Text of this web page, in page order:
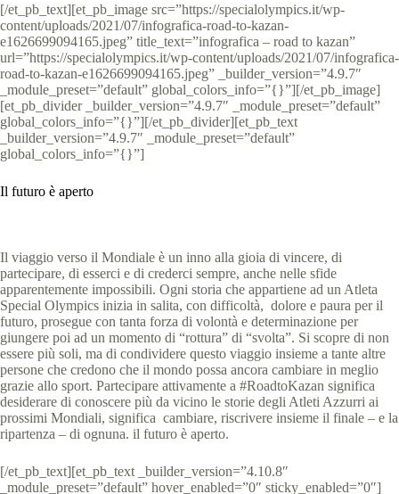
[/et_pb_text][et_pb_image src=”https://specialolympics.it/wp-
content/uploads/2021/07/infografica-road-to-kazan-
e1626699094165.jpeg” title_text=”infografica – road to kazan”
url=”https://specialolympics.it/wp-content/uploads/2021/07/infografica-
road-to-kazan-e1626699094165.jpeg” _builder_version=”4.9.7″
_module_preset=”default” global_colors_info=”{}”][/et_pb_image]
[et_pb_divider _builder_version=”4.9.7″ _module_preset=”default”
global_colors_info=”{}”][/et_pb_divider][et_pb_text
_builder_version=”4.9.7″ _module_preset=”default”
global_colors_info=”{}”]
Il futuro è aperto
Il viaggio verso il Mondiale è un inno alla gioia di vincere, di
partecipare, di esserci e di crederci sempre, anche nelle sfide
apparentemente impossibili. Ogni storia che appartiene ad un Atleta
Special Olympics inizia in salita, con difficoltà, dolore e paura per il
futuro, prosegue con tanta forza di volontà e determinazione per
giungere poi ad un momento di “rottura” di “svolta”. Si scopre di non
essere più soli, ma di condividere questo viaggio insieme a tante altre
persone che credono che il mondo possa ancora cambiare in meglio
grazie allo sport. Partecipare attivamente a #RoadtoKazan significa
desiderare di conoscere più da vicino le storie degli Atleti Azzurri ai
prossimi Mondiali, significa cambiare, riscrivere insieme il finale – e la
ripartenza – di ognuna. il futuro è aperto.
[/et_pb_text][et_pb_text _builder_version=”4.10.8″
_module_preset=”default” hover_enabled=”0″ sticky_enabled=”0″]